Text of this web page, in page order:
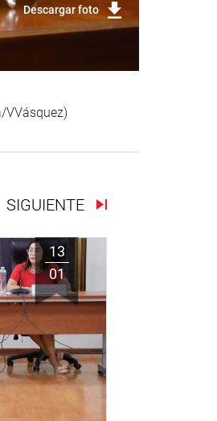
Descargar foto
VVásquez)
SIGUIENTE
13
01